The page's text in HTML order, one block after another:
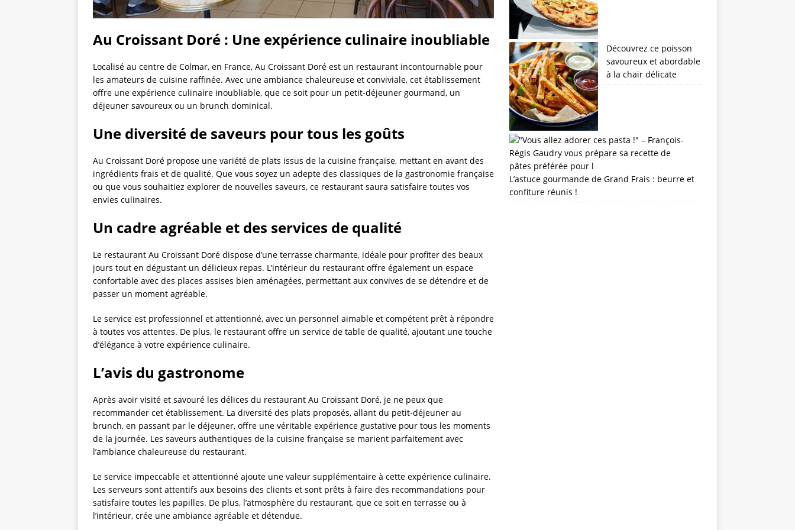
Au Croissant Doré : Une expérience culinaire inoubliable
Localisé au centre de Colmar, en France, Au Croissant Doré est un restaurant incontournable pour
les amateurs de cuisine raffinée. Avec une ambiance chaleureuse et conviviale, cet établissement
offre une expérience culinaire inoubliable, que ce soit pour un petit-déjeuner gourmand, un
déjeuner savoureux ou un brunch dominical.
Une diversité de saveurs pour tous les goûts
Au Croissant Doré propose une variété de plats issus de la cuisine française, mettant en avant des
ingrédients frais et de qualité. Que vous soyez un adepte des classiques de la gastronomie française
ou que vous souhaitiez explorer de nouvelles saveurs, ce restaurant saura satisfaire toutes vos
envies culinaires.
Un cadre agréable et des services de qualité
Le restaurant Au Croissant Doré dispose d’une terrasse charmante, idéale pour profiter des beaux
jours tout en dégustant un délicieux repas. L’intérieur du restaurant offre également un espace
confortable avec des places assises bien aménagées, permettant aux convives de se détendre et de
passer un moment agréable.
Le service est professionnel et attentionné, avec un personnel aimable et compétent prêt à répondre
à toutes vos attentes. De plus, le restaurant offre un service de table de qualité, ajoutant une touche
d’élégance à votre expérience culinaire.
L’avis du gastronome
Après avoir visité et savouré les délices du restaurant Au Croissant Doré, je ne peux que
recommander cet établissement. La diversité des plats proposés, allant du petit-déjeuner au
brunch, en passant par le déjeuner, offre une véritable expérience gustative pour tous les moments
de la journée. Les saveurs authentiques de la cuisine française se marient parfaitement avec
l’ambiance chaleureuse du restaurant.
Le service impeccable et attentionné ajoute une valeur supplémentaire à cette expérience culinaire.
Les serveurs sont attentifs aux besoins des clients et sont prêts à faire des recommandations pour
satisfaire toutes les papilles. De plus, l’atmosphère du restaurant, que ce soit en terrasse ou à
l’intérieur, crée une ambiance agréable et détendue.
Découvrez ce poisson
savoureux et abordable
à la chair délicate
L’astuce gourmande de Grand Frais : beurre et
confiture réunis !